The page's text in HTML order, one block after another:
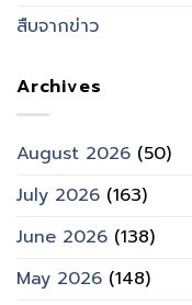
สืบจากข่าว
Archives
August 2026 (50)
July 2026 (163)
June 2026 (138)
May 2026 (148)